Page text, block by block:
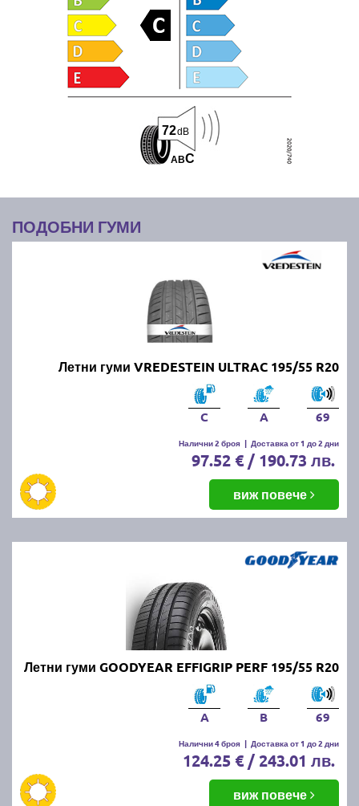
ABC
72dB
ПОДОБНИ ГУМИ
Летни гуми VREDESTEIN ULTRAC 195/55 R20
C A 69
Налични 2 броя | Доставка от 1 до 2 дни
97.52 € / 190.73 лв.
виж повече
Летни гуми GOODYEAR EFFIGRIP PERF 195/55 R20
A B 69
Налични 4 броя | Доставка от 1 до 2 дни
124.25 € / 243.01 лв.
виж повече